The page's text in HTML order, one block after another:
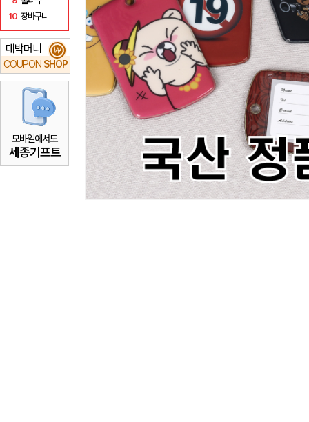
10 장바구니
대박머니
COUPON SHOP
₩
모바일에서도
세종기프트